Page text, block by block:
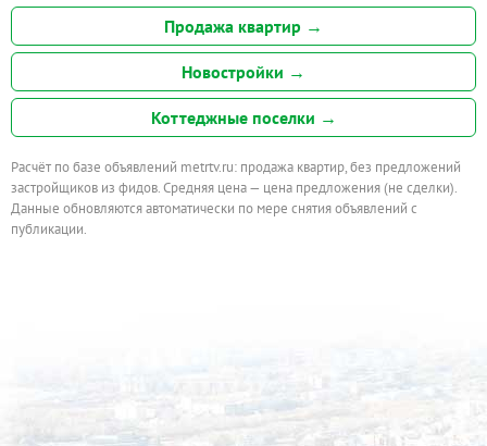
Продажа квартир →
Новостройки →
Коттеджные поселки →
Расчёт по базе объявлений metrtv.ru: продажа квартир, без предложений
застройщиков из фидов. Средняя цена — цена предложения (не сделки).
Данные обновляются автоматически по мере снятия объявлений с
публикации.